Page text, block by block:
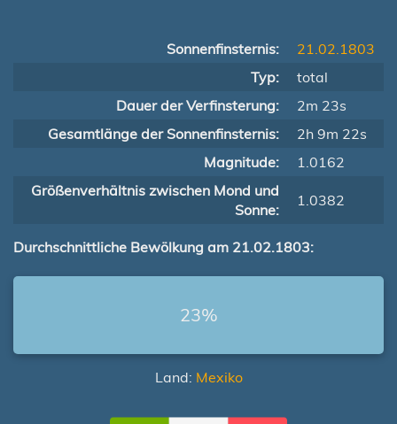
Sonnenfinsternis:
21.02.1803
Typ:
total
Dauer der Verfinsterung:
2m 23s
Gesamtlänge der Sonnenfinsternis:
2h 9m 22s
Magnitude:
1.0162
Größenverhältnis zwischen Mond und
Sonne:
1.0382
Durchschnittliche Bewölkung am 21.02.1803:
23%
Land: Mexiko